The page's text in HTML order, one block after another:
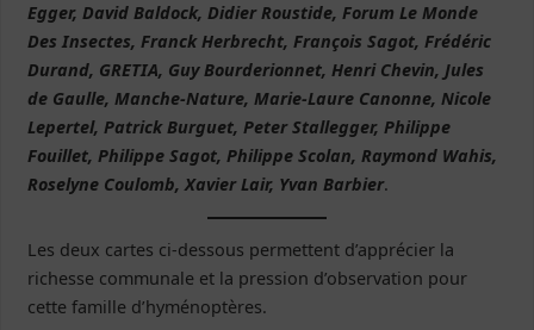
Egger, David Baldock, Didier Roustide, Forum Le Monde
Des Insectes, Franck Herbrecht, François Sagot, Frédéric
Durand, GRETIA, Guy Bourderionnet, Henri Chevin, Jules
de Gaulle, Manche-Nature, Marie-Laure Canonne, Nicole
Lepertel, Patrick Burguet, Peter Stallegger, Philippe
Fouillet, Philippe Sagot, Philippe Scolan, Raymond Wahis,
Roselyne Coulomb, Xavier Lair, Yvan Barbier.
Les deux cartes ci-dessous permettent d’apprécier la
richesse communale et la pression d’observation pour
cette famille d’hyménoptères.